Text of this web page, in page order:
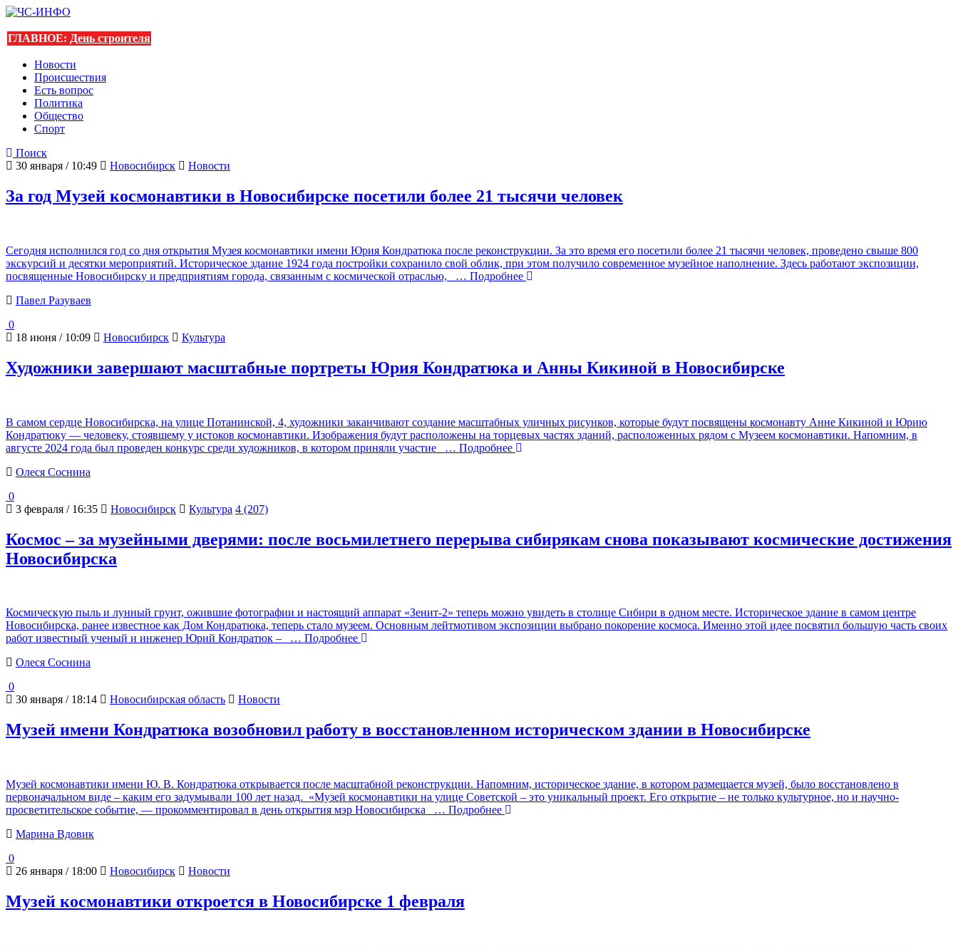
ГЛАВНОЕ: День строителя
Новости
Происшествия
Есть вопрос
Политика
Общество
Спорт
Поиск
30 января / 10:49
Новосибирск Новости
За год Музей космонавтики в Новосибирске посетили более 21 тысячи человек
Сегодня исполнился год со дня открытия Музея космонавтики имени Юрия Кондратюка после реконструкции. За это время его посетили более 21 тысячи человек, проведено свыше 800
экскурсий и десятки мероприятий. Историческое здание 1924 года постройки сохранило свой облик, при этом получило современное музейное наполнение. Здесь работают экспозиции,
посвященные Новосибирску и предприятиям города, связанным с космической отраслью,
… Подробнее
Павел Разуваев
0
18 июня / 10:09
Новосибирск Культура
Художники завершают масштабные портреты Юрия Кондратюка и Анны Кикиной в Новосибирске
В самом сердце Новосибирска, на улице Потанинской, 4, художники заканчивают создание масштабных уличных рисунков, которые будут посвящены космонавту Анне Кикиной и Юрию
Кондратюку — человеку, стоявшему у истоков космонавтики. Изображения будут расположены на торцевых частях зданий, расположенных рядом с Музеем космонавтики. Напомним, в
августе 2024 года был проведен конкурс среди художников, в котором приняли участие
… Подробнее
Олеся Соснина
0
3 февраля / 16:35
Новосибирск Культура 4 (207)
Космос – за музейными дверями: после восьмилетнего перерыва сибирякам снова показывают космические достижения
Новосибирска
Космическую пыль и лунный грунт, ожившие фотографии и настоящий аппарат «Зенит-2» теперь можно увидеть в столице Сибири в одном месте. Историческое здание в самом центре
Новосибирска, ранее известное как Дом Кондратюка, теперь стало музеем. Основным лейтмотивом экспозиции выбрано покорение космоса. Именно этой идее посвятил большую часть своих
работ известный ученый и инженер Юрий Кондратюк –
… Подробнее
Олеся Соснина
0
30 января / 18:14
Новосибирская область Новости
Музей имени Кондратюка возобновил работу в восстановленном историческом здании в Новосибирске
Музей космонавтики имени Ю. В. Кондратюка открывается после масштабной реконструкции. Напомним, историческое здание, в котором размещается музей, было восстановлено в
первоначальном виде – каким его задумывали 100 лет назад. «Музей космонавтики на улице Советской – это уникальный проект. Его открытие – не только культурное, но и научно-
просветительское событие, — прокомментировал в день открытия мэр Новосибирска
… Подробнее
Марина Вдовик
0
26 января / 18:00
Новосибирск Новости
Музей космонавтики откроется в Новосибирске 1 февраля